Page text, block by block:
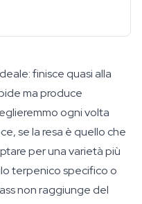
finisce quasi alla
ma produce
ogni volta
se la resa è quello che
per una varietà più
terpenico specifico o
non raggiunge del